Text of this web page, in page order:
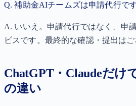
Q.補助金AIチームズは申請代行で
A. いいえ。申請代行ではなく、申
ビスです。最終的な確認・提出はご
ChatGPT・Claudeだけ
の違い